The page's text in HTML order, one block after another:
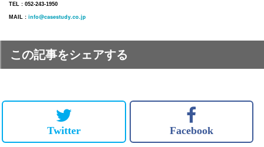
TEL : 052-243-1950
MAIL : info@casestudy.co.jp
この記事をシェアする
Twitter Facebook